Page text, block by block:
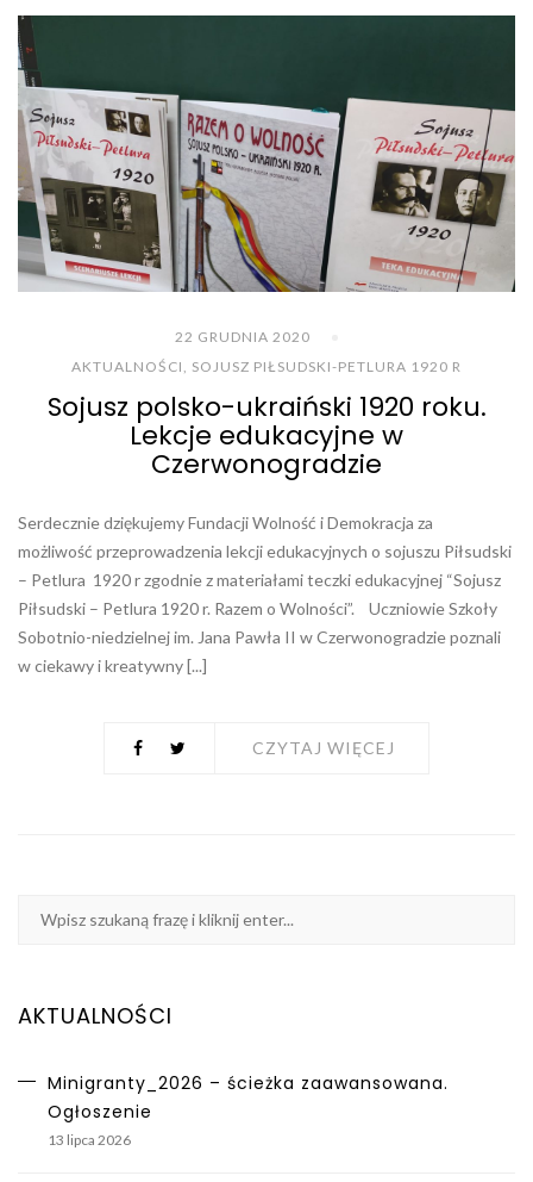
22 GRUDNIA 2020
AKTUALNOŚCI
SOJUSZ PIŁSUDSKI-PETLURA 1920 R
Sojusz polsko-ukraiński 1920 roku.
Lekcje edukacyjne w
Czerwonogradzie
Serdecznie dziękujemy Fundacji Wolność i Demokracja za
możliwość przeprowadzenia lekcji edukacyjnych o sojuszu Piłsudski
– Petlura 1920 r zgodnie z materiałami teczki edukacyjnej “Sojusz
Piłsudski – Petlura 1920 r. Razem o Wolności”. Uczniowie Szkoły
Sobotnio-niedzielnej im. Jana Pawła II w Czerwonogradzie poznali
w ciekawy i kreatywny [...]
CZYTAJ WIĘCEJ
AKTUALNOŚCI
Minigranty_2026 – ścieżka zaawansowana.
Ogłoszenie
13 lipca 2026